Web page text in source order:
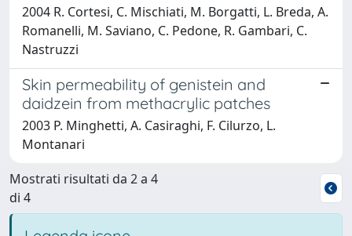
2004 R. Cortesi, C. Mischiati, M. Borgatti, L. Breda, A.
Romanelli, M. Saviano, C. Pedone, R. Gambari, C.
Nastruzzi
Skin permeability of genistein and
daidzein from methacrylic patches
2003 P. Minghetti, A. Casiraghi, F. Cilurzo, L.
Montanari
Mostrati risultati da 2 a 4
di 4